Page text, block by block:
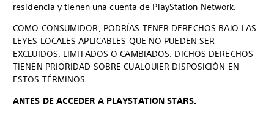
residencia y tienen una cuenta de PlayStation Network.
COMO CONSUMIDOR, PODRÍAS TENER DERECHOS BAJO LAS
LEYES LOCALES APLICABLES QUE NO PUEDEN SER
EXCLUIDOS, LIMITADOS O CAMBIADOS. DICHOS DERECHOS
TIENEN PRIORIDAD SOBRE CUALQUIER DISPOSICIÓN EN
ESTOS TÉRMINOS.
ANTES DE ACCEDER A PLAYSTATION STARS.